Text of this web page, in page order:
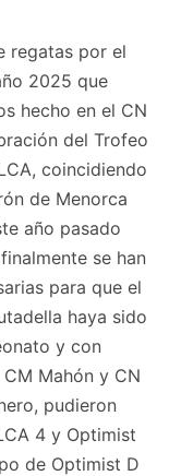
regatas por el
2025 que
hecho en el CN
del Trofeo
coincidiendo
de Menorca
año pasado
se han
para que el
haya sido
y con
Mahón y CN
pudieron
4 y Optimist
de Optimist D